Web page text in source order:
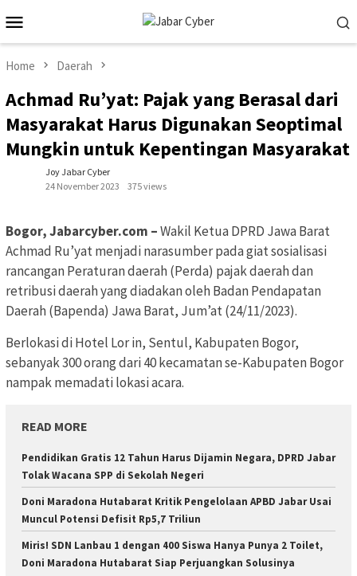
to
contentMenu
Home Daerah
Achmad Ru’yat: Pajak yang Berasal dari
Masyarakat Harus Digunakan Seoptimal
Mungkin untuk Kepentingan Masyarakat
Joy Jabar Cyber
24 November 2023
375 views
Bogor, Jabarcyber.com –Wakil Ketua DPRD Jawa Barat
Achmad Ru’yat menjadi narasumber pada giat sosialisasi
rancangan Peraturan daerah (Perda) pajak daerah dan
retribusi daerah yang diadakan oleh Badan Pendapatan
Daerah (Bapenda) Jawa Barat, Jum’at (24/11/2023).
Berlokasi di Hotel Lor in, Sentul, Kabupaten Bogor,
sebanyak 300 orang dari 40 kecamatan se-Kabupaten Bogor
nampak memadati lokasi acara.
READ MORE
Pendidikan Gratis 12 Tahun Harus Dijamin Negara, DPRD Jabar
Tolak Wacana SPP di Sekolah Negeri
Doni Maradona Hutabarat Kritik Pengelolaan APBD Jabar Usai
Muncul Potensi Defisit Rp5,7 Triliun
Miris! SDN Lanbau 1 dengan 400 Siswa Hanya Punya 2 Toilet,
Doni Maradona Hutabarat Siap Perjuangkan Solusinya